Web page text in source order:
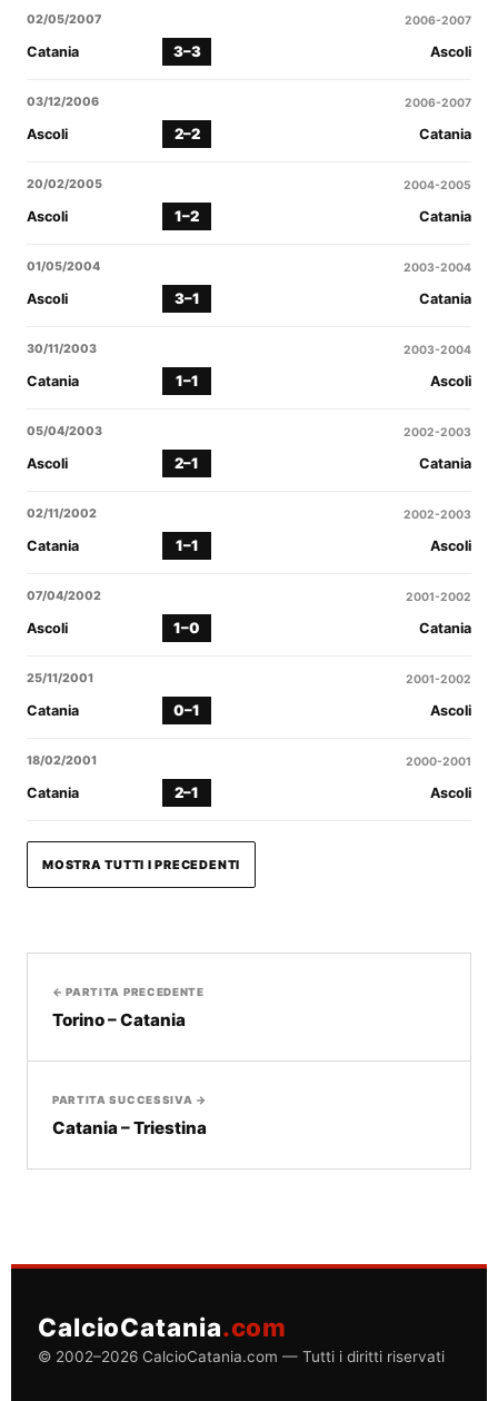
02/05/2007
Catania 3–3 Ascoli
2006-2007
03/12/2006
Ascoli 2–2 Catania
2006-2007
20/02/2005
Ascoli 1–2 Catania
2004-2005
01/05/2004
Ascoli 3–1 Catania
2003-2004
30/11/2003
Catania 1–1 Ascoli
2003-2004
05/04/2003
Ascoli 2–1 Catania
2002-2003
02/11/2002
Catania 1–1 Ascoli
2002-2003
07/04/2002
Ascoli 1–0 Catania
2001-2002
25/11/2001
Catania 0–1 Ascoli
2001-2002
18/02/2001
Catania 2–1 Ascoli
2000-2001
MOSTRA TUTTI I PRECEDENTI
← PARTITA PRECEDENTE
Torino – Catania
PARTITA SUCCESSIVA →
Catania – Triestina
CalcioCatania.com
© 2002–2026 CalcioCatania.com — Tutti i diritti riservati